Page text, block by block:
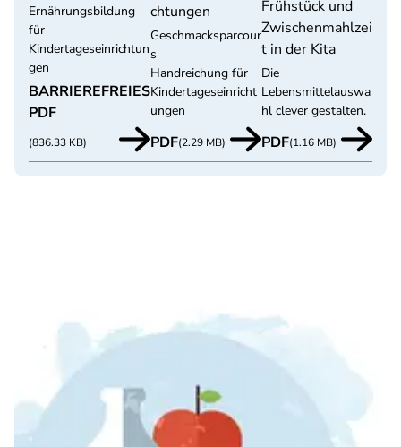
Ernährungsbildung
für
Kindertageseinrichtun
gen
BARRIEREFREIES
PDF
(836.33 KB)
chtungen
Geschmacksparcour
s
Handreichung für
Kindertageseinricht
ungen
PDF(2.29 MB)
Frühstück und
Zwischenmahlzei
t in der Kita
Die
Lebensmittelauswa
hl clever gestalten.
PDF(1.16 MB)